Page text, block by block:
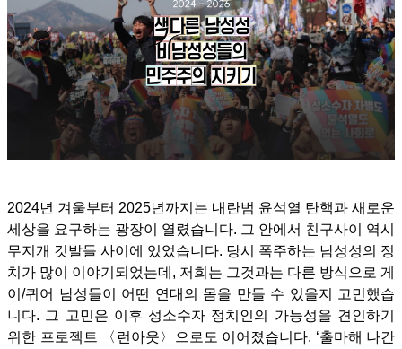
2024년 겨울부터 2025년까지는 내란범 윤석열 탄핵과 새로운
세상을 요구하는 광장이 열렸습니다. 그 안에서 친구사이 역시
무지개 깃발들 사이에 있었습니다. 당시 폭주하는 남성성의 정
치가 많이 이야기되었는데, 저희는 그것과는 다른 방식으로 게
이/퀴어 남성들이 어떤 연대의 몸을 만들 수 있을지 고민했습
니다. 그 고민은 이후 성소수자 정치인의 가능성을 견인하기
위한 프로젝트 〈런아웃〉으로도 이어졌습니다. ‘출마해 나간